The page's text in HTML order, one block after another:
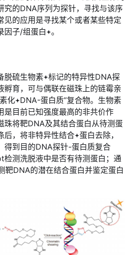
究的DNA序列为探针，寻找与该序
见的应用是寻找某个或者某些特定
因子/组蛋白 。
脱硫生物素 标记的特异性DNA探
孵育，可与偶联在磁珠上的链霉亲
化 DNA-蛋白质”复合物。生物素
是目前已知强度最高的非共价作
珠将靶DNA及其结合蛋白从待测蛋
后，将非特异性结合 蛋白去除，
得到目的DNA探针-蛋白质复合
测洗脱液中是否有待测蛋白；通
靶DNA的潜在结合蛋白并鉴定蛋白